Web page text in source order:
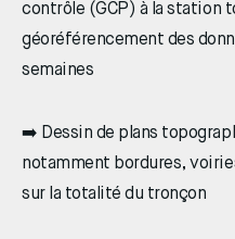
contrôle (GCP) à la station
géoréférencement des
semaines
➡️ Dessin de plans
notamment bordures,
sur la totalité du tronçon